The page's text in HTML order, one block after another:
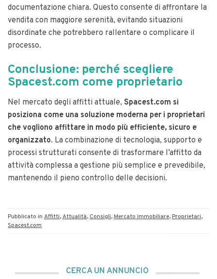
documentazione chiara. Questo consente di affrontare la
vendita con maggiore serenità, evitando situazioni
disordinate che potrebbero rallentare o complicare il
processo.
Conclusione: perché scegliere
Spacest.com come proprietario
Nel mercato degli affitti attuale, Spacest.com si
posiziona come una soluzione moderna per i proprietari
che vogliono affittare in modo più efficiente, sicuro e
organizzato. La combinazione di tecnologia, supporto e
processi strutturati consente di trasformare l’affitto da
attività complessa a gestione più semplice e prevedibile,
mantenendo il pieno controllo delle decisioni.
Pubblicato in Affitti,Attualità,Consigli,Mercato immobiliare,Proprietari,
Spacest.com
CERCA UN ANNUNCIO